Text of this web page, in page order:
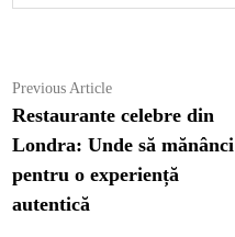
Navigare
în
articole
Previous ArticlePrevious
article:
Restaurante celebre din
Londra: Unde să mănânci
pentru o experiență
autentică